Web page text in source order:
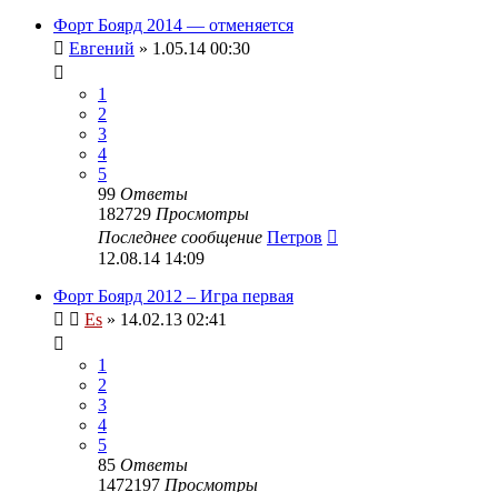
Форт Боярд 2014 — отменяется
Евгений » 1.05.14 00:30
1
2
3
4
5
99 Ответы
182729 Просмотры
Последнее сообщение Петров
12.08.14 14:09
Форт Боярд 2012 – Игра первая
Es » 14.02.13 02:41
1
2
3
4
5
85 Ответы
1472197 Просмотры